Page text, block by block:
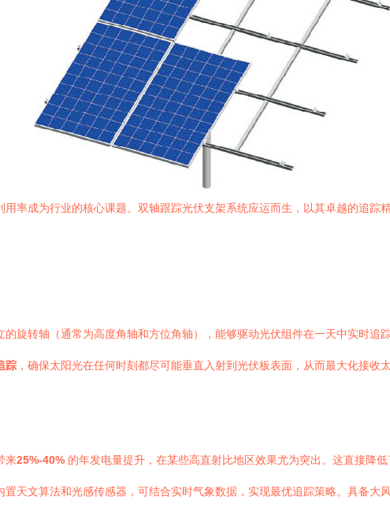
率成为行业的核心课题。双轴跟踪光伏支架系统应运而生，以其卓越的追踪
旋转轴（通常为高度角轴和方位角轴），能够驱动光伏组件在一天中实时追
踪 ，确保太阳光在任何时刻都尽可能垂直入射到光伏板表面，从而最大化接收太
来25%-40% 的年发电量提升，在某些高直射比地区效果尤为突出。这直接降
置天文算法和光感传感器，可结合实时气象数据，实现最优追踪策略。具备大